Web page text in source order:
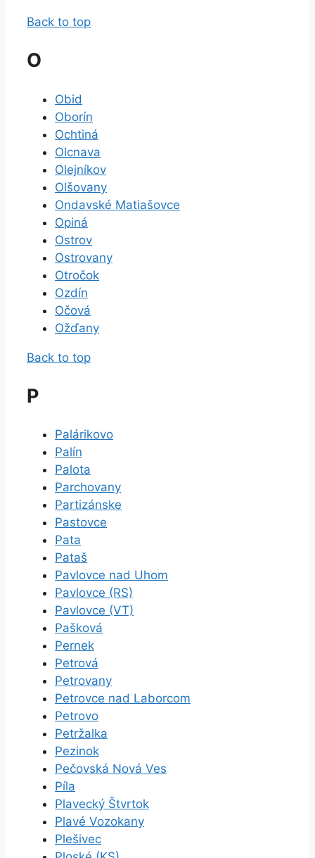
Back to top
O
Obid
Oborín
Ochtiná
Olcnava
Olejníkov
Olšovany
Ondavské Matiašovce
Opiná
Ostrov
Ostrovany
Otročok
Ozdín
Očová
Ožďany
Back to top
P
Palárikovo
Palín
Palota
Parchovany
Partizánske
Pastovce
Pata
Pataš
Pavlovce nad Uhom
Pavlovce (RS)
Pavlovce (VT)
Pašková
Pernek
Petrová
Petrovany
Petrovce nad Laborcom
Petrovo
Petržalka
Pezinok
Pečovská Nová Ves
Píla
Plavecký Štvrtok
Plavé Vozokany
Plešivec